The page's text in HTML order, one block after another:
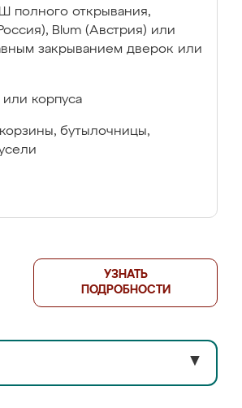
полного открывания,
Blum (Австрия) или
закрыванием дверок или
корпуса
бутылочницы,
УЗНАТЬ
ПОДРОБНОСТИ
▼